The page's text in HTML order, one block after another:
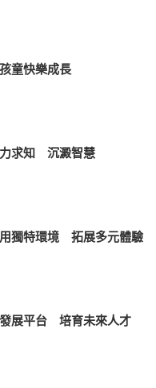
童快樂成長
求知 沉澱智慧
獨特環境 拓展多元體驗
展平台 培育未來人才